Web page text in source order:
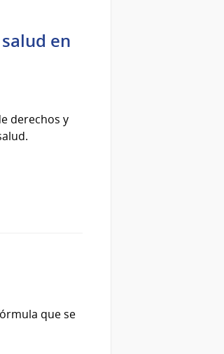
en
derechos y
que se